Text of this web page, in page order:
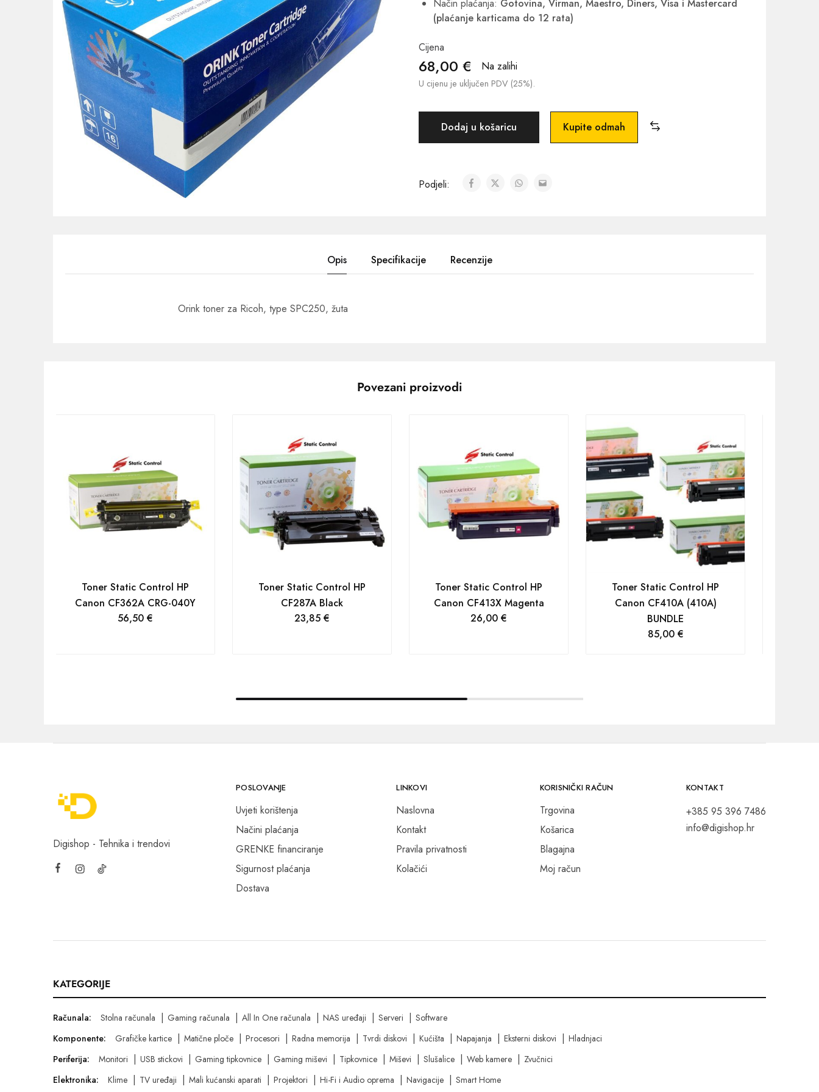
POS uređaji i operma
Mrežna oprema
Alarmi i video nadzor
Printeri i skeneri
Stolice i stolovi
Novčanici
Način plaćanja: Gotovina, Virman, Maestro, Diners, Visa i Mastercard
(plaćanje karticama do 12 rata)
Cijena
68,00€ Na zalihi
U cijenu je uključen PDV (25%).
Dodaj u košaricu Kupite odmah
Podjeli:
Opis Specifikacije Recenzije
Orink toner za Ricoh, type SPC250, žuta
Povezani proizvodi
Toner Static Control HP
Canon CF362A CRG-040Y
56,50 €
Toner Static Control HP
CF287A Black
23,85 €
Toner Static Control HP
Canon CF413X Magenta
26,00 €
Toner Static Control HP
Canon CF410A (410A)
BUNDLE
85,00 €
Digishop - Tehnika i trendovi
POSLOVANJE
Uvjeti korištenja
Načini plaćanja
GRENKE financiranje
Sigurnost plaćanja
Dostava
LINKOVI
Naslovna
Kontakt
Pravila privatnosti
Kolačići
KORISNIČKI RAČUN
Trgovina
Košarica
Blagajna
Moj račun
KONTAKT
+385 95 396 7486
info@digishop.hr
KATEGORIJE
Računala: Stolna računala Gaming računala All In One računala NAS uređaji Serveri
Software
Komponente:
Grafičke kartice Matične ploče Procesori Radna memorija Tvrdi diskovi Kućišta Napajanja Eksterni diskovi
Hladnjaci
Periferija:
Monitori USB stickovi Gaming tipkovnice Gaming miševi Tipkovnice Miševi Slušalice Web kamere
Zvučnici
Elektronika:
Klime TV uređaji Mali kućanski aparati Projektori Hi-Fi i Audio oprema Navigacije Smart Home